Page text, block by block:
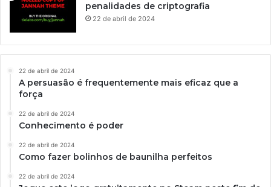
penalidades de criptografia
22 de abril de 2024
22 de abril de 2024
A persuasão é frequentemente mais eficaz que a
força
22 de abril de 2024
Conhecimento é poder
22 de abril de 2024
Como fazer bolinhos de baunilha perfeitos
22 de abril de 2024